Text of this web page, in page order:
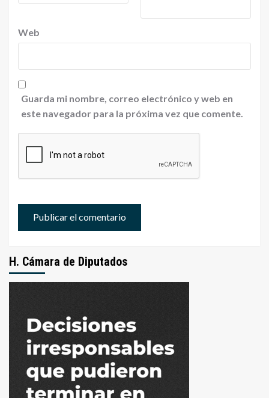
Web
Guarda mi nombre, correo electrónico y web en
este navegador para la próxima vez que comente.
H. Cámara de Diputados